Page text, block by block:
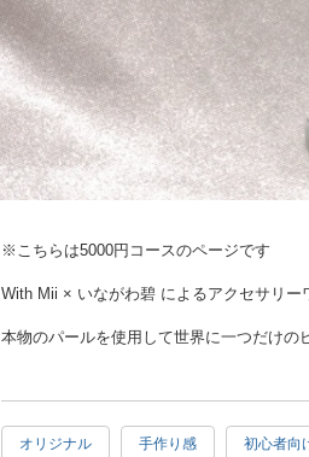
※こちらは5000円コースのページです
With Mii × いながわ碧 によるアクセサリー
本物のパールを使用して世界に一つだけの
恋人、家族、友人、普段お世話になってい
もちろん自分へのご褒美としても。
オリジナル 手作り感 初心者向